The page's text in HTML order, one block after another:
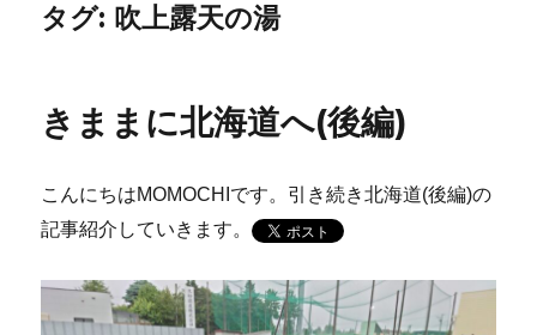
タグ: 吹上露天の湯
きままに北海道へ(後編)
こんにちはMOMOCHIです。引き続き北海道(後編)の
記事紹介していきます。